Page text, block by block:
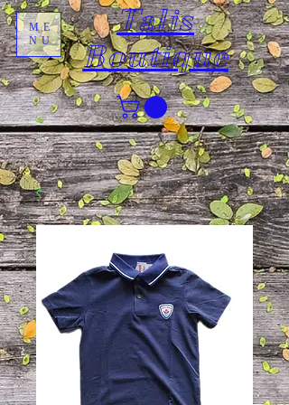
Talis
Boutique
ME
NU